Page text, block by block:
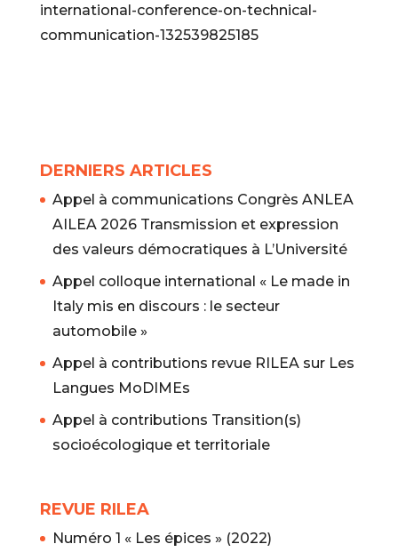
international-conference-on-technical-
communication-132539825185
DERNIERS ARTICLES
Appel à communications Congrès ANLEA
AILEA 2026 Transmission et expression
des valeurs démocratiques à L’Université
Appel colloque international « Le made in
Italy mis en discours : le secteur
automobile »
Appel à contributions revue RILEA sur Les
Langues MoDIMEs
Appel à contributions Transition(s)
socioécologique et territoriale
REVUE RILEA
Numéro 1 « Les épices » (2022)